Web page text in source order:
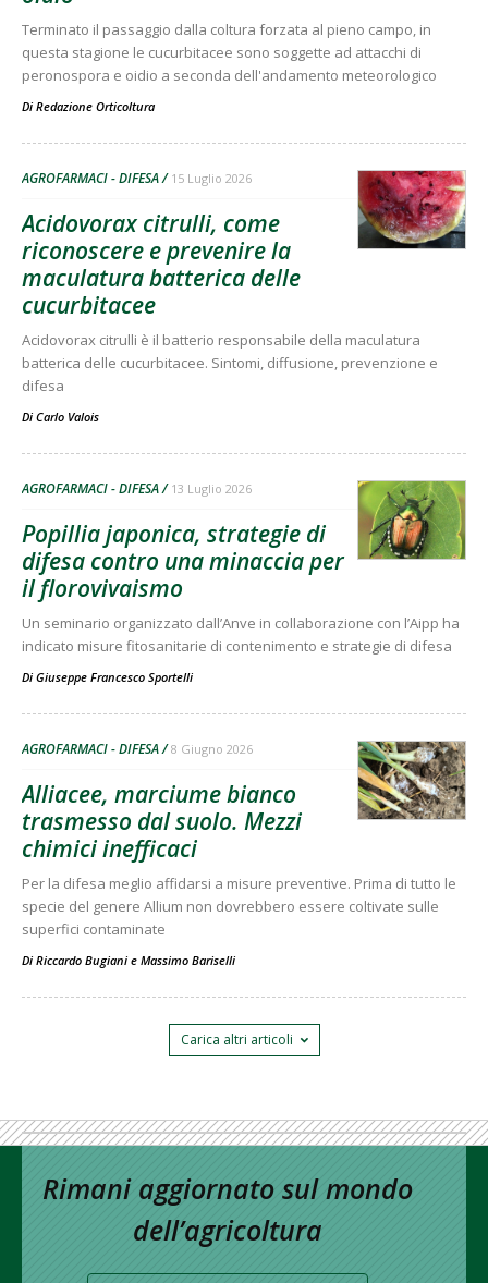
Terminato il passaggio dalla coltura forzata al pieno campo, in
questa stagione le cucurbitacee sono soggette ad attacchi di
peronospora e oidio a seconda dell'andamento meteorologico
Di Redazione Orticoltura
AGROFARMACI - DIFESA 15 Luglio 2026
Acidovorax citrulli, come
riconoscere e prevenire la
maculatura batterica delle
cucurbitacee
Acidovorax citrulli è il batterio responsabile della maculatura
batterica delle cucurbitacee. Sintomi, diffusione, prevenzione e
difesa
Di Carlo Valois
AGROFARMACI - DIFESA 13 Luglio 2026
Popillia japonica, strategie di
difesa contro una minaccia per
il florovivaismo
Un seminario organizzato dall’Anve in collaborazione con l’Aipp ha
indicato misure fitosanitarie di contenimento e strategie di difesa
Di Giuseppe Francesco Sportelli
AGROFARMACI - DIFESA 8 Giugno 2026
Alliacee, marciume bianco
trasmesso dal suolo. Mezzi
chimici inefficaci
Per la difesa meglio affidarsi a misure preventive. Prima di tutto le
specie del genere Allium non dovrebbero essere coltivate sulle
superfici contaminate
Di Riccardo Bugiani e Massimo Bariselli
Carica altri articoli
Rimani aggiornato sul mondo
dell’agricoltura